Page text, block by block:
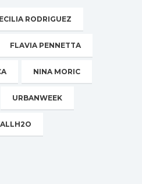
RODRIGUEZ
FLAVIA PENNETTA
NINA MORIC
URBANWEEK